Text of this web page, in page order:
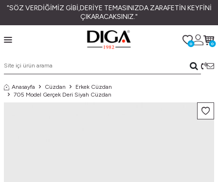
"SÖZ VERDİĞİMİZ GİBİ,DERİYE TEMASINIZDA ZARAFETİN KEYFİNİ
ÇIKARACAKSINIZ."
0 0
Anasayfa Cüzdan
Erkek Cüzdan
705 Model Gerçek Deri Siyah Cüzdan